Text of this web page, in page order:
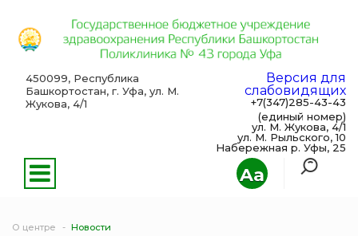
Aa
450099, Республика
Башкортостан, г. Уфа, ул. М.
Жукова, 4/1
Версия для
слабовидящих
+7(347)285-43-43
(единый номер)
ул. М. Жукова, 4/1
ул. М. Рыльского, 10
Набережная р. Уфы, 25
О центре Новости